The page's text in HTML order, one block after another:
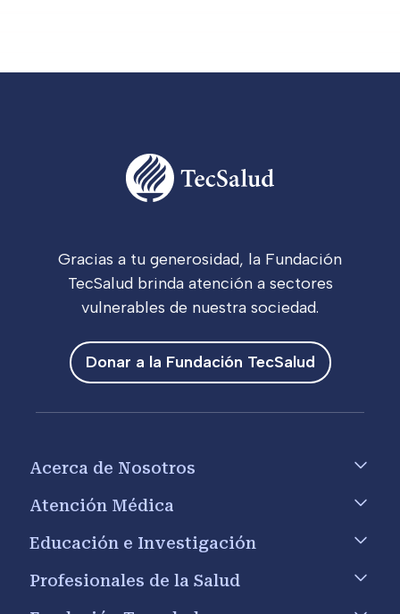
Gracias a tu generosidad, la Fundación
TecSalud brinda atención a sectores
vulnerables de nuestra sociedad.
Donar a la Fundación TecSalud
Acerca de Nosotros
Atención Médica
Educación e Investigación
Profesionales de la Salud